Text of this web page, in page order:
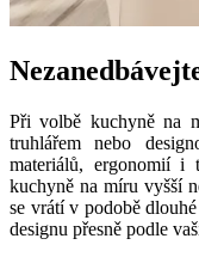
Při volbě kuchyně na
truhlářem nebo
materiálů, ergonomií i
kuchyně na míru vyšší
se vrátí v podobě
designu přesně podle